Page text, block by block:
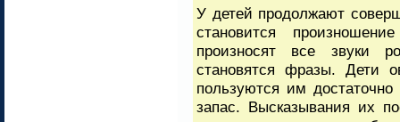
У детей продолжают
становится
произносят все звуки
становятся фразы. Дети
пользуются им
запас. Высказывания их